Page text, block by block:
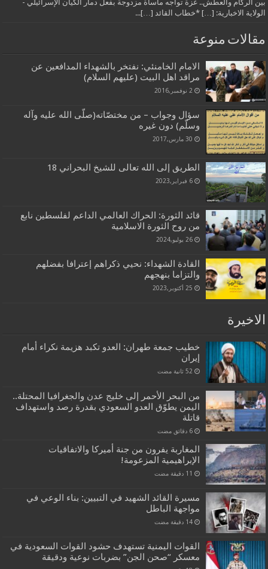
بين الركام والعطش.. غزة تواجه مأساة مزدوجة بفعل دمار الكيان الإسرائيلي -
الولاية الاخبارية: […] *خطاب القائد […]...
مقالات منوعة
الامام الخامنئي: نفتخر بالشهداء المدافعين عن
مراقد اهل البيت (عليهم السلام)
2 نوفمبر,2016
سؤال وجواب – من مختصّاته(صلّى الله عليه وآله
وسلّم) دون غيره
30 مارس,2017
الطريق إلى الله تعالى للشيخ البحراني 18
6 فبراير,2023
قائد الثورة: الحراك العالمي الداعم لفلسطين نابع
من روح الثورة الاسلامية
26 يوليو,2024
القادة الشهداء: نحيي ذكراهم إعترافا بفضلهم
والتزاما بنهجهم
25 أكتوبر,2023
الاخيرة
خطيب جمعة طهران: العدو تكبد هزيمة نكراء أمام
إيران
من البحر الأحمر إلى خليج عدن والجغرافيا المحتلة..
اليمن يطوّق العدو السعودي بقدرة رصد واستهداف
قاتلة
‏6 دقائق مضت
المغاربة يفرون من جنة أميركا والاتفاقيات
الإبراهيمية المزعومة!
مسيرة القائد الشهيد في التبيين: بناء الوعي في
مواجهة الباطل
‏14 دقيقة مضت
القوات اليمنية تستهدف حشود القوات السعودية في
معسكر “صحن الجن” بضربات نوعية ودقيقة